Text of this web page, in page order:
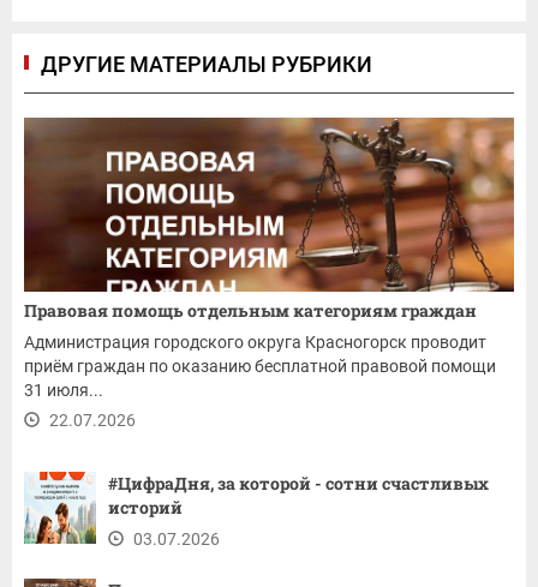
ДРУГИЕ МАТЕРИАЛЫ РУБРИКИ
Правовая помощь отдельным категориям граждан
Администрация городского округа Красногорск проводит
приём граждан по оказанию бесплатной правовой помощи
31 июля...
22.07.2026
#ЦифраДня, за которой - сотни счастливых
историй
03.07.2026